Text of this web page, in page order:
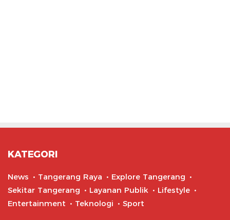
KATEGORI
News Tangerang Raya
Explore Tangerang
Sekitar Tangerang
Layanan Publik
Lifestyle
Entertainment
Teknologi Sport